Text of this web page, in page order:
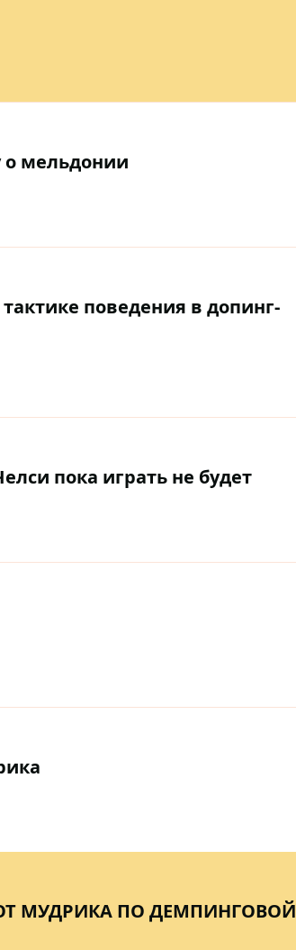
о мельдонии
поведения в допинг-
пока играть не будет
МУДРИКА ПО ДЕМПИНГОВОЙ